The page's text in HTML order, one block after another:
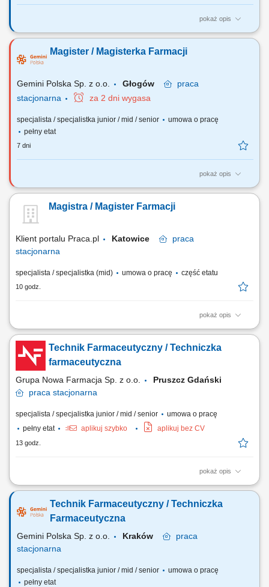
pokaż opis
Czego możesz się spodziewać? dynamiki pracy – z jednej strony
to Ty jesteś ekspertem – wierzymy w Twoją fachową wiedzę, dlatego
każdemu Pacjentowi możesz poświęcić tyle czasu ile potrzebujesz i to
Magister / Magisterka Farmacji
Gemini Polska Sp. z o.o. Głogów
praca
stacjonarna
za 2 dni wygasa
specjalista / specjalistka junior / mid / senior
umowa o pracę
pełny etat
7 dni
pokaż opis
Czego możesz się spodziewać? dynamiki pracy – z jednej strony
to Ty jesteś ekspertem – wierzymy w Twoją fachową wiedzę, dlatego
każdemu Pacjentowi możesz poświęcić tyle czasu, ile potrzebujesz i to
Magistra / Magister Farmacji
Klient portalu Praca.pl Katowice
praca
stacjonarna
specjalista / specjalistka (mid) umowa o pracę część etatu
10 godz.
pokaż opis
Obsługa pacjentów zgodnie z najwyższymi standardami oraz
wytycznymi etyki zawodowej. Świadczenie usług farmaceutycznych, w
tym wykonywanie szczepień oraz diagnostyki. Śledzenie przepisów
prawa i procedur wewnętrznych oraz dzielenie się wiedzą z zespołem.
Aktywny udział we wdrażaniu...
Technik Farmaceutyczny / Techniczka
farmaceutyczna
Grupa Nowa Farmacja Sp. z o.o.
Pruszcz Gdański
praca stacjonarna
specjalista / specjalistka junior / mid / senior
umowa o pracę
pełny etat
aplikuj szybko aplikuj bez CV
13 godz.
pokaż opis
Twoje zadania: Bieżąca pomoc i doradztwo dla pacjentów apteki;
recepturze aptecznej; Nadzór nad dostępnością i terminami ważności
asortymentu w magazynie;
Technik Farmaceutyczny / Techniczka
Farmaceutyczna
Gemini Polska Sp. z o.o. Kraków
praca
stacjonarna
specjalista / specjalistka junior / mid / senior
umowa o pracę
pełny etat